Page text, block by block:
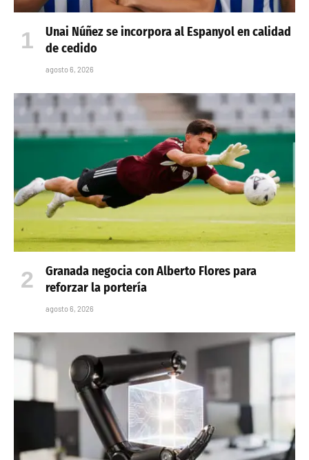
Unai Núñez se incorpora al Espanyol en calidad
de cedido
agosto 6, 2026
Granada negocia con Alberto Flores para
reforzar la portería
agosto 6, 2026